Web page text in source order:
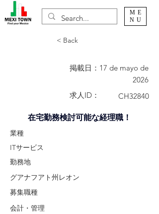
ME
NU
< Back
掲載日： 17 de mayo de
2026
求人ID：
CH32840
在宅勤務検討可能な経理職！
業種
ITサービス
勤務地
グアナフアト州レオン
募集職種
会計・管理